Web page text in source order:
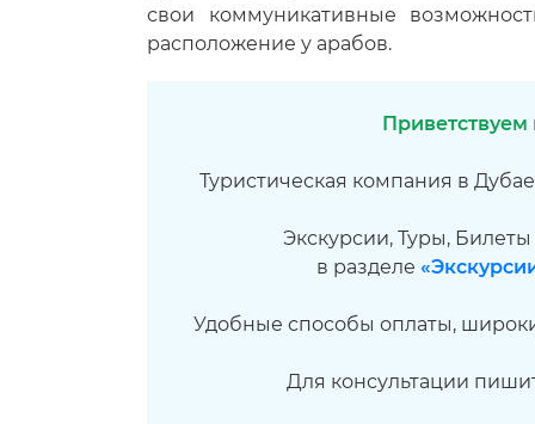
свои коммуникативные
расположение у арабов.
Приветствуем
Туристическая компания в
Экскурсии, Туры,
в разделе
Удобные способы оплаты,
Для консультации